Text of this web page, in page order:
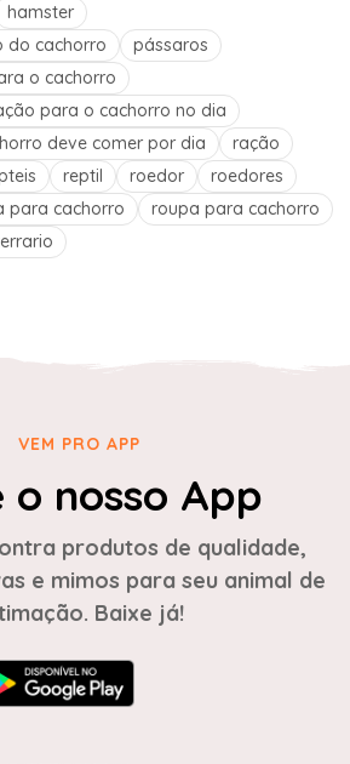
hamster
do cachorro
pássaros
o cachorro
para o cachorro no dia
deve comer por dia
ração
reptil roedor
roedores
para cachorro
roupa para cachorro
VEM PRO APP
o nosso App
produtos de qualidade,
e mimos para seu animal de
Baixe já!